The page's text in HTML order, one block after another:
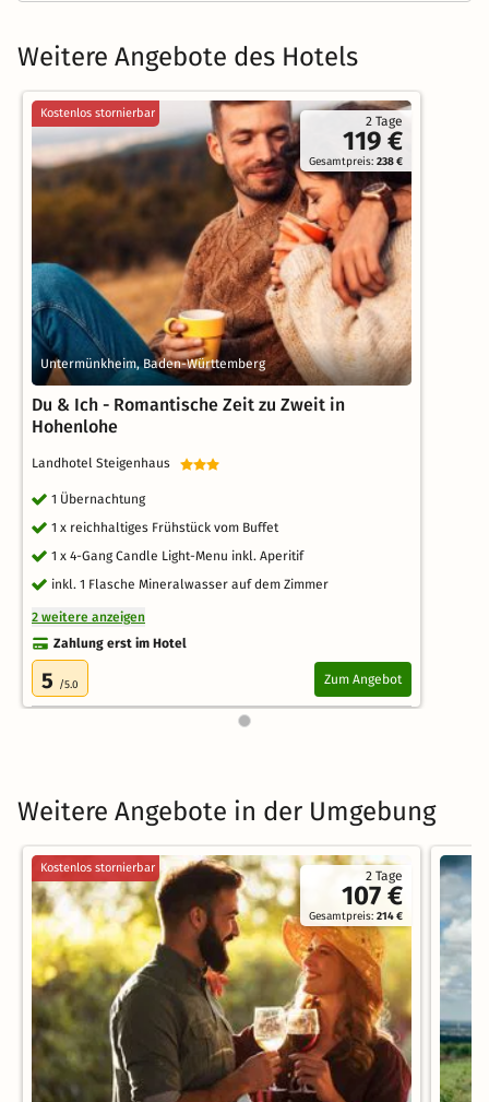
Weitere Angebote des Hotels
2 Tage
119 €
Gesamtpreis:238 €
Kostenlos stornierbar
Untermünkheim, Baden-Württemberg
Du & Ich - Romantische Zeit zu Zweit in
Hohenlohe
Landhotel Steigenhaus
1 Übernachtung
1 x reichhaltiges Frühstück vom Buffet
1 x 4-Gang Candle Light-Menu inkl. Aperitif
inkl. 1 Flasche Mineralwasser auf dem Zimmer
2 weitere anzeigen
Zahlung erst im Hotel
5 /5.0 Zum Angebot
Weitere Angebote in der Umgebung
2 Tage
107 €
Gesamtpreis:214 €
Kostenlos stornierbar